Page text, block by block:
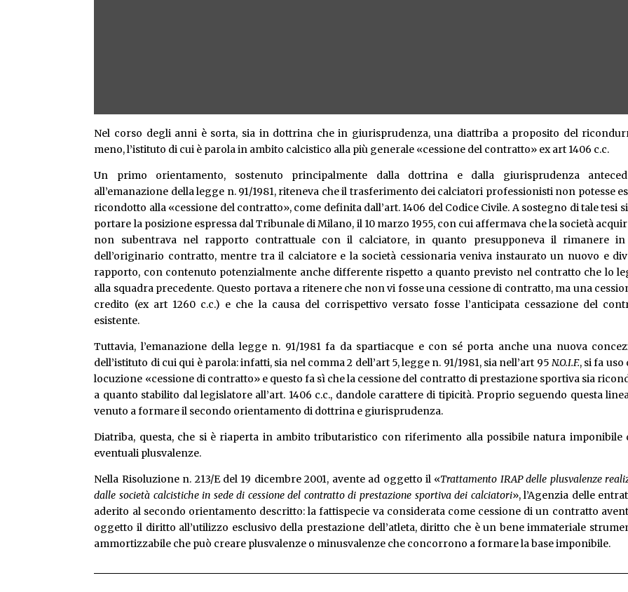
Nel corso degli anni è sorta, sia in dottrina che in giurisprudenza, una diattriba a proposito del
meno, l’istituto di cui è parola in ambito calcistico alla più generale «cessione del contratto» ex art 1406 c.c.
Un primo orientamento, sostenuto principalmente dalla dottrina e dalla giurisprudenza
all’emanazione della legge n. 91/1981, riteneva che il trasferimento dei calciatori professionisti non potesse
ricondotto alla «cessione del contratto», come definita dall’art. 1406 del Codice Civile. A sostegno di tale tesi
portare la posizione espressa dal Tribunale di Milano, il 10 marzo 1955, con cui affermava che la società
non subentrava nel rapporto contrattuale con il calciatore, in quanto presupponeva il rimanere
dell’originario contratto, mentre tra il calciatore e la società cessionaria veniva instaurato un nuovo e
rapporto, con contenuto potenzialmente anche differente rispetto a quanto previsto nel contratto che lo
alla squadra precedente. Questo portava a ritenere che non vi fosse una cessione di contratto, ma una
credito (ex art 1260 c.c.) e che la causa del corrispettivo versato fosse l’anticipata cessazione del
esistente.
Tuttavia, l’emanazione della legge n. 91/1981 fa da spartiacque e con sé porta anche una nuova
dell’istituto di cui qui è parola: infatti, sia nel comma 2 dell’art 5, legge n. 91/1981, sia nell’art 95 N.O.I.F., si fa uso
locuzione «cessione di contratto» e questo fa sì che la cessione del contratto di prestazione sportiva sia
a quanto stabilito dal legislatore all’art. 1406 c.c., dandole carattere di tipicità. Proprio seguendo questa
venuto a formare il secondo orientamento di dottrina e giurisprudenza.
Diatriba, questa, che si è riaperta in ambito tributaristico con riferimento alla possibile natura imponibile
eventuali plusvalenze.
Nella Risoluzione n. 213/E del 19 dicembre 2001, avente ad oggetto il «Trattamento IRAP delle plusvalenze
dalle società calcistiche in sede di cessione del contratto di prestazione sportiva dei calciatori», l’Agenzia delle
aderito al secondo orientamento descritto: la fattispecie va considerata come cessione di un contratto
oggetto il diritto all’utilizzo esclusivo della prestazione dell’atleta, diritto che è un bene immateriale
ammortizzabile che può creare plusvalenze o minusvalenze che concorrono a formare la base imponibile.